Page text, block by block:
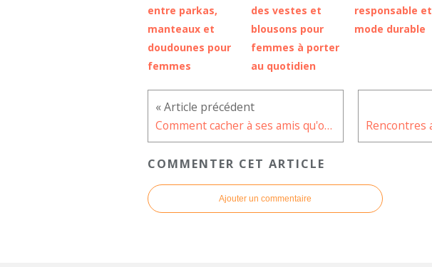
entre parkas,
manteaux et
doudounes pour
femmes
des vestes et
blousons pour
femmes à porter
au quotidien
responsable et
mode durable
Comment cacher à ses amis qu'on est en ligne sur Messenger et Facebook ?
COMMENTER CET ARTICLE
Ajouter un commentaire